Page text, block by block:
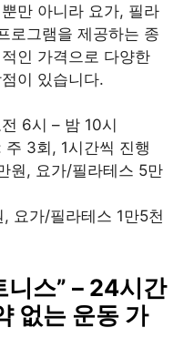
만 아니라 요가, 필라
로그램을 제공하는 종
인 가격으로 다양한
이 있습니다.
6시 – 밤 10시
3회, 1시간씩 진행
원, 요가/필라테스 5만
, 요가/필라테스 1만5천
니스” – 24시간
없는 운동 가